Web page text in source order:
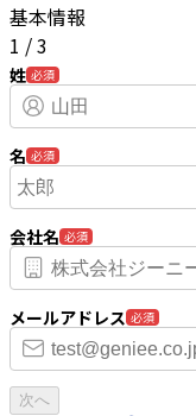
基本情報
1 /3
姓 必須
名 必須
会社名 必須
メールアドレス 必須
次へ